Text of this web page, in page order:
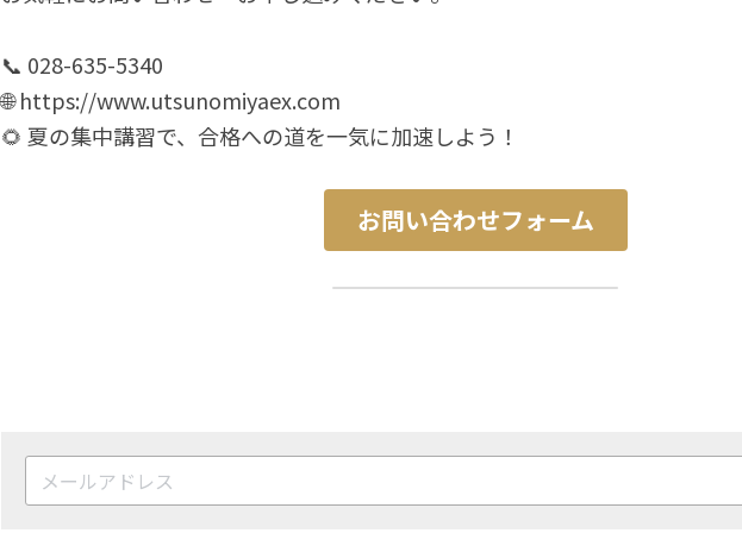
📞 028-635-5340
🌐 https://www.utsunomiy­aex.com
🌻 夏の集中講習で、合格への道を一気に加速しよう！
お問い合わせフォーム